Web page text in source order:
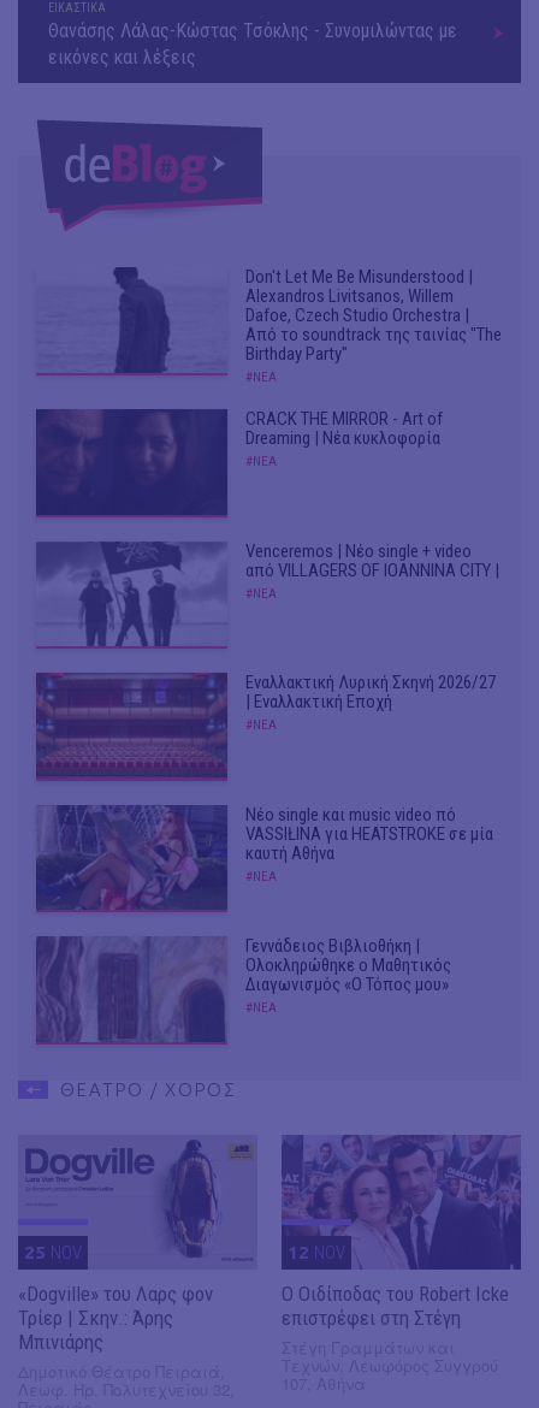
ΕΙΚΑΣΤΙΚΑ
Θανάσης Λάλας-Κώστας Τσόκλης - Συνομιλώντας με
εικόνες και λέξεις
Don't Let Me Be Misunderstood |
Alexandros Livitsanos, Willem
Dafoe, Czech Studio Orchestra |
Από το soundtrack της ταινίας "The
Birthday Party"
#ΝΕΑ
CRACK THE MIRROR - Art of
Dreaming | Νέα κυκλοφορία
#ΝΕΑ
Venceremos | Νέο single + video
από VILLAGERS OF IOANNINA CITY |
#ΝΕΑ
Εναλλακτική Λυρική Σκηνή 2026/27
| Εναλλακτική Εποχή
#ΝΕΑ
Νέο single και music video πό
VASSIŁINA για HEATSTROKE σε μία
καυτή Αθήνα
#ΝΕΑ
Γεννάδειος Βιβλιοθήκη |
Ολοκληρώθηκε ο Μαθητικός
Διαγωνισμός «Ο Τόπος μου»
#ΝΕΑ
ΘΕΑΤΡΟ / ΧΟΡΟΣ
25 NOV
«Dogville» του Λαρς φον
Τρίερ | Σκην.: Άρης
Μπινιάρης
12 NOV
O Οιδίποδας του Robert Icke
επιστρέφει στη Στέγη